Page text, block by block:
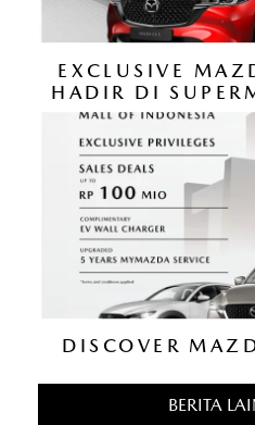
EXCLUSIVE
HADIR DI
DISCOVER
BERITA